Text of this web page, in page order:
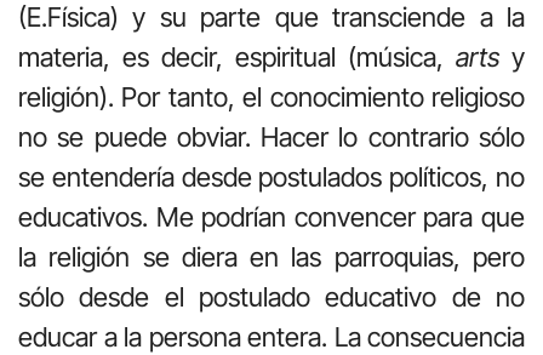
(E.Física) y su parte que transciende a la
materia, es decir, espiritual (música, arts y
religión). Por tanto, el conocimiento religioso
no se puede obviar. Hacer lo contrario sólo
se entendería desde postulados políticos, no
educativos. Me podrían convencer para que
la religión se diera en las parroquias, pero
sólo desde el postulado educativo de no
educar a la persona entera. La consecuencia